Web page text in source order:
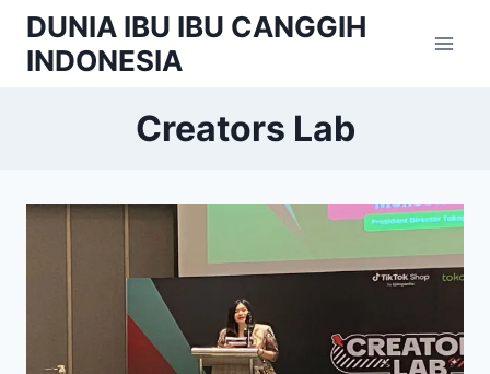
Skip
content
DUNIA IBU IBU CANGGIH
INDONESIA
Creators Lab